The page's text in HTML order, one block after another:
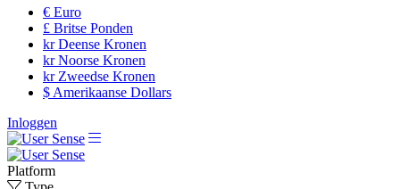
€ Euro
£ Britse Ponden
krDeense Kronen
krNoorse Kronen
krZweedse Kronen
$ Amerikaanse Dollars
Inloggen
Platform